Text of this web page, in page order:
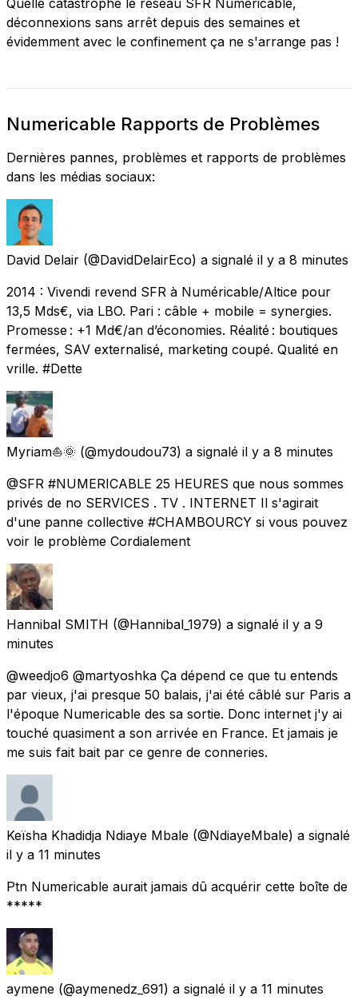
déconnexions sans arrêt depuis des semaines et
évidemment avec le confinement ça ne s'arrange pas !
Numericable Rapports de Problèmes
Dernières pannes, problèmes et rapports de problèmes
dans les médias sociaux:
David Delair (@DavidDelairEco) a signalé il y a 8 minutes
2014 : Vivendi revend SFR à Numéricable/Altice pour
13,5 Mds€, via LBO. Pari : câble + mobile = synergies.
Promesse : +1 Md€/an d’économies. Réalité : boutiques
fermées, SAV externalisé, marketing coupé. Qualité en
vrille. #Dette
Myriam⛵🌞 (@mydoudou73) a signalé il y a 8 minutes
@SFR #NUMERICABLE 25 HEURES que nous sommes
privés de no SERVICES . TV . INTERNET Il s'agirait
d'une panne collective #CHAMBOURCY si vous pouvez
voir le problème Cordialement
Hannibal SMITH (@Hannibal_1979) a signalé il y a 9
minutes
@weedjo6 @martyoshka Ça dépend ce que tu entends
par vieux, j'ai presque 50 balais, j'ai été câblé sur Paris a
l'époque Numericable des sa sortie. Donc internet j'y ai
touché quasiment a son arrivée en France. Et jamais je
me suis fait bait par ce genre de conneries.
Keïsha Khadidja Ndiaye Mbale (@NdiayeMbale) a signalé
il y a 11 minutes
Ptn Numericable aurait jamais dû acquérir cette boîte de
*****
aymene (@aymenedz_691) a signalé il y a 11 minutes